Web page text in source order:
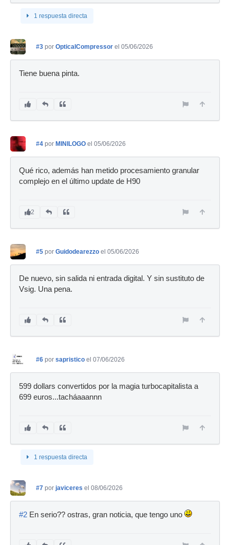
1 respuesta directa
#3 por OpticalCompressor el 05/06/2026
Tiene buena pinta.
#4 por MINILOGO el 05/06/2026
Qué rico, además han metido procesamiento granular
complejo en el último update de H90
2
#5 por Guidodearezzo el 05/06/2026
De nuevo, sin salida ni entrada digital. Y sin sustituto de
Vsig. Una pena.
#6 por sapristico el 07/06/2026
599 dollars convertidos por la magia turbocapitalista a
699 euros...tacháaaannn
1 respuesta directa
#7 por javiceres el 08/06/2026
#2 En serio?? ostras, gran noticia, que tengo uno